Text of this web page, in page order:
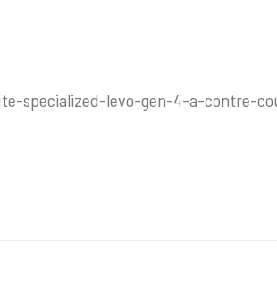
specialized-levo-gen-4-a-contre-